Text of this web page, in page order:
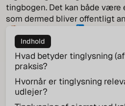
tingbogen. Det kan både være
som dermed bliver offentligt
Tenna Pindstrup
CEO
Indhold
Hvad betyder tinglysning
praksis?
Hvornår er tinglysning
udlejer?